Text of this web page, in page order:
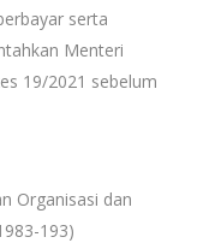
serta
Menteri
19/2021 sebelum
Organisasi dan
193)